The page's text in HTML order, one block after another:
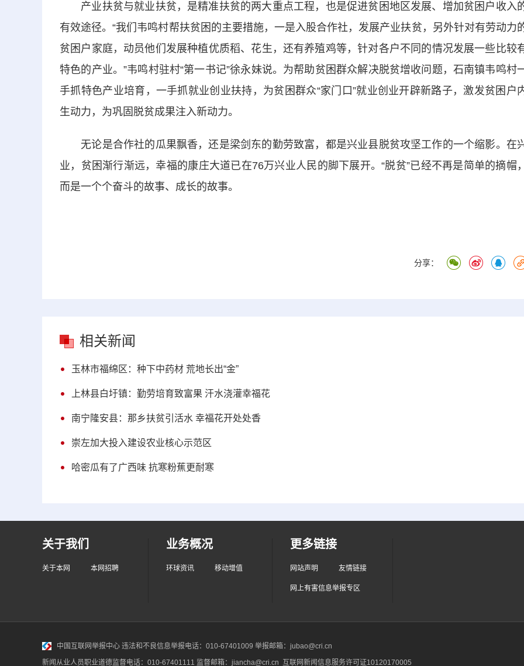
产业扶贫与就业扶贫，是精准扶贫的两大重点工程，也是促进贫困地区发展、增加贫困户收入
有效途径。“我们韦鸣村帮扶贫困的主要措施，一是入股合作社，发展产业扶贫，另外针对有劳动力
贫困户家庭，动员他们发展种植优质稻、花生，还有养殖鸡等，针对各户不同的情况发展一些比较
特色的产业。”韦鸣村驻村“第一书记”徐永妹说。为帮助贫困群众解决脱贫增收问题，石南镇韦鸣村
手抓特色产业培育，一手抓就业创业扶持，为贫困群众“家门口”就业创业开辟新路子，激发贫困户
生动力，为巩固脱贫成果注入新动力。
无论是合作社的瓜果飘香，还是梁剑东的勤劳致富，都是兴业县脱贫攻坚工作的一个缩影。在
业，贫困渐行渐远，幸福的康庄大道已在76万兴业人民的脚下展开。“脱贫”已经不再是简单的摘帽
而是一个个奋斗的故事、成长的故事。
分享：
相关新闻
玉林市福绵区：种下中药材 荒地长出“金”
上林县白圩镇：勤劳培育致富果 汗水浇灌幸福花
南宁隆安县：那乡扶贫引活水 幸福花开处处香
崇左加大投入建设农业核心示范区
哈密瓜有了广西味 抗寒粉蕉更耐寒
关于我们
关于本网 本网招聘
业务概况
环球资讯 移动增值
更多链接
网站声明 友情链接
网上有害信息举报专区
中国互联网举报中心 违法和不良信息举报电话：010-67401009 举报邮箱：jubao@cri.cn
新闻从业人员职业道德监督电话：010-67401111 监督邮箱：jiancha@cri.cn 互联网新闻信息服务许可证10120170005